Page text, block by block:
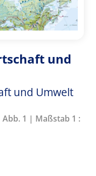
und
und Umwelt
Abb. 1 | Maßstab 1 :